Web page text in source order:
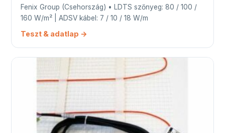
Fenix Group (Csehország) • LDTS szőnyeg: 80 / 100 /
160 W/m² | ADSV kábel: 7 / 10 / 18 W/m
Teszt & adatlap →